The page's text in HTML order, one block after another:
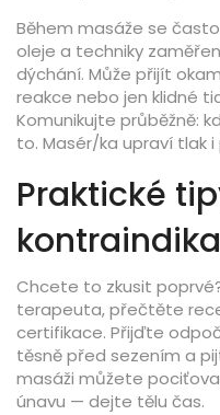
Během masáže se
oleje a techniky
dýchání. Může přijít
reakce nebo jen klidné
Komunikujte průběžně:
to. Masér/ka upraví tlak
Praktické
Chcete to zkusit
terapeuta, přečtěte
certifikace. Přijďte
těsně před sezením a
masáži můžete
únavu — dejte tělu čas.